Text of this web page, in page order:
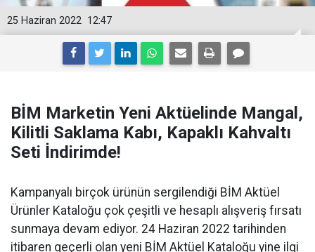
12:47
25 Haziran 2022
BİM Marketin Yeni Aktüelinde Mangal,
Kilitli Saklama Kabı, Kapaklı Kahvaltı
Seti İndirimde!
Kampanyalı birçok ürünün sergilendiği BİM Aktüel
Ürünler Kataloğu çok çeşitli ve hesaplı alışveriş fırsatı
sunmaya devam ediyor. 24 Haziran 2022 tarihinden
itibaren geçerli olan yeni BİM Aktüel Kataloğu yine ilgi